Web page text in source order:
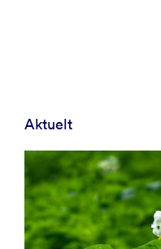
Aktuelt